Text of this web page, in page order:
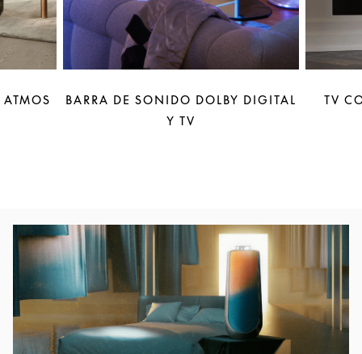
BARRA DE SONIDO DOLBY DIGITAL
Y TV
TV
Imagen del evento